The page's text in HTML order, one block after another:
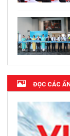
ĐỌC CÁC